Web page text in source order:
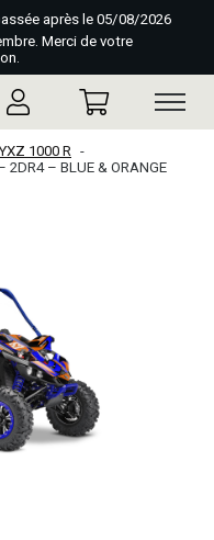
après le 05/08/2026
Merci de votre
1000 R
– BLUE & ORANGE